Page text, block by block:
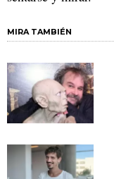
MIRA TAMBIÉN